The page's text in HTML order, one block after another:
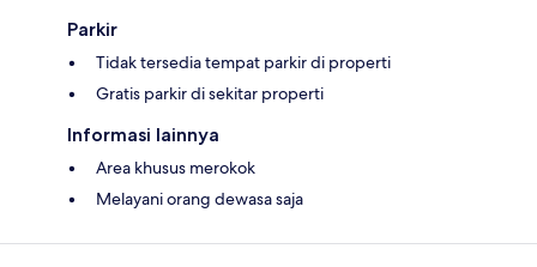
Parkir
Tidak tersedia tempat parkir di properti
Gratis parkir di sekitar properti
Informasi lainnya
Area khusus merokok
Melayani orang dewasa saja